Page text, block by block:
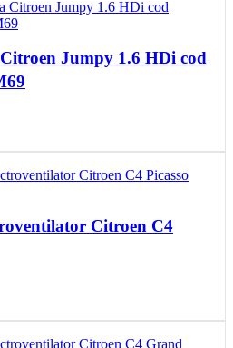
Jumpy 1.6 HDi cod
Citroen C4